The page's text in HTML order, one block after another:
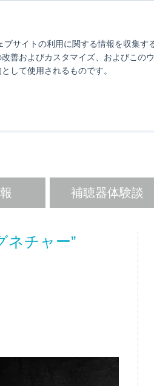
サイトの利用に関する情報を収集す
善およびカスタマイズ、およびこの
して使用されるものです。
補聴器体験談
ネチャー”